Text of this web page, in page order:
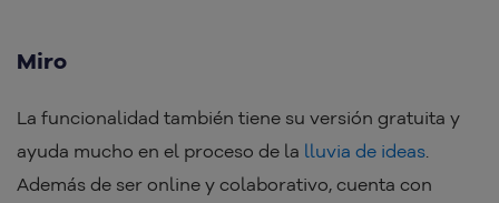
Miro
La funcionalidad también tiene su versión gratuita y
ayuda mucho en el proceso de la lluvia de ideas.
Además de ser online y colaborativo, cuenta con